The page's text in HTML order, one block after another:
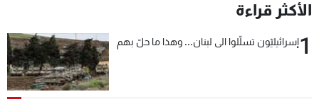
الأكثر قراءة
1إسرائيليّون تسلّلوا الى لبنان... وهذا ما حلّ بهم